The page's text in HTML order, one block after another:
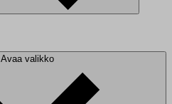
Avaa valikko